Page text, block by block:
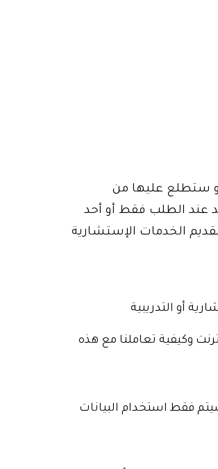
ستطلع عليها من
عند الطلب فقط أو أحد
الخدمات الإستشارية
أو التدريبية
وكيفية تعاملنا مع هذه
فقط استخدام البيانات